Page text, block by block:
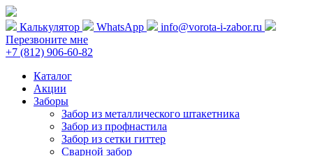
Калькулятор WhatsApp
info@vorota-i-zabor.ru
Перезвоните мне
+7 (812) 906-60-82
Каталог
Акции
Заборы
Забор из металлического штакетника
Забор из профнастила
Забор из сетки гиттер
Сварной забор